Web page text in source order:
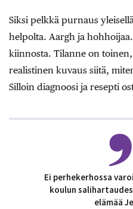
Siksi pelkkä purnaus
helpolta. Aargh ja
kiinnosta. Tilanne on
realistinen kuvaus siitä,
Silloin diagnoosi ja resepti
Ei perhekerhossa
koulun
elämää